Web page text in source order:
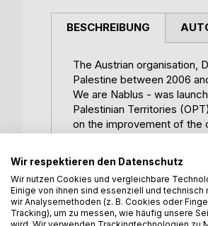
BESCHREIBUNG
The Austrian organisation,
Palestine between 2006
We are Nablus - was
Palestinian Territories
on the improvement of the
and independence from
Palestinian society. This
essays that analyse a
of the OPT is examined in
society under occupation,
as of the impacts of the
Wir respektieren den Datenschutz
Wir nutzen Cookies und vergleichbare
Einige von ihnen sind essenziell und
wir Analysemethoden (z. B. Cookies oder
Tracking), um zu messen, wie häufig unsere